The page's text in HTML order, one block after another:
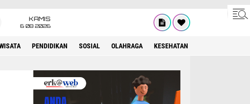
KAMIS
6 08 2026
PENDIDIKAN SOSIAL OLAHRAGA KESEHATAN